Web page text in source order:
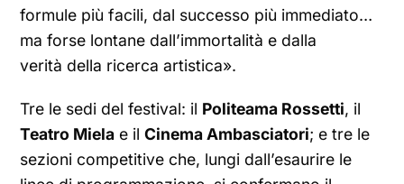
formule più facili, dal successo più immediato…
ma forse lontane dall’immortalità e dalla
verità della ricerca artistica».
Tre le sedi del festival: il Politeama Rossetti, il
Teatro Miela e ilCinema Ambasciatori; e tre le
sezioni competitive che, lungi dall’esaurire le